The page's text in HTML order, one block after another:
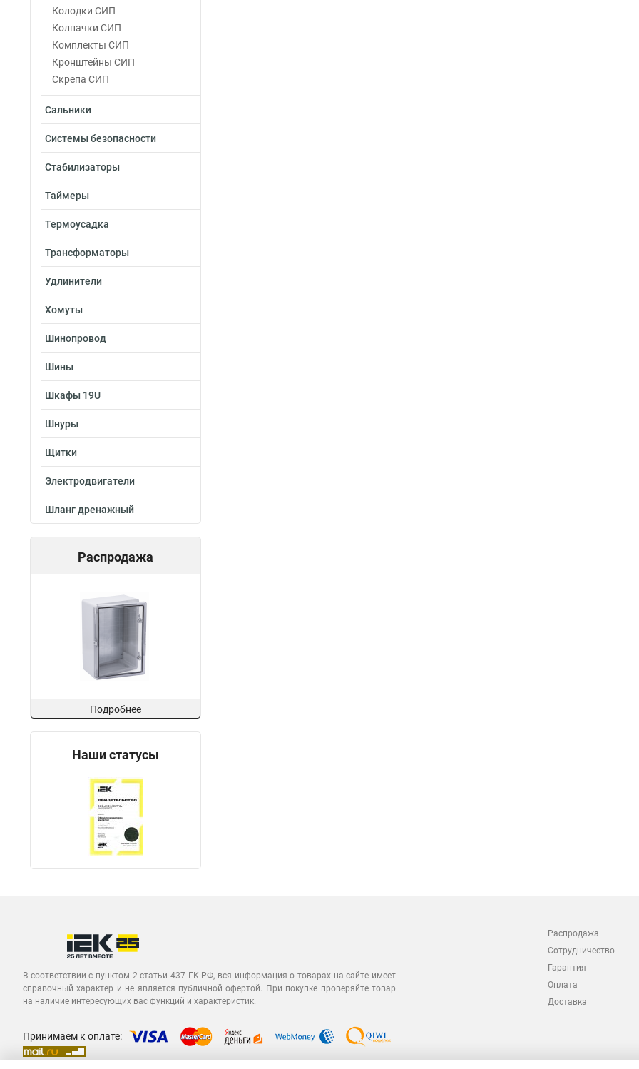
Колодки СИП
Колпачки СИП
Комплекты СИП
Кронштейны СИП
Скрепа СИП
Сальники
Системы безопасности
Стабилизаторы
Таймеры
Термоусадка
Трансформаторы
Удлинители
Хомуты
Шинопровод
Шины
Шкафы 19U
Шнуры
Щитки
Электродвигатели
Шланг дренажный
Распродажа
Подробнее
Наши статусы
В соответствии с пунктом 2 статьи 437 ГК РФ, вся информация о товарах на сайте имеет
справочный характер и не является публичной офертой. При покупке проверяйте товар
на наличие интересующих вас функций и характеристик.
Распродажа
Сотрудничество
Гарантия
Оплата
Доставка
Принимаем к оплате: